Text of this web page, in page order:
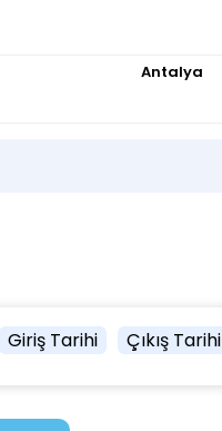
Antalya
Giriş Tarihi Çıkış Tarihi